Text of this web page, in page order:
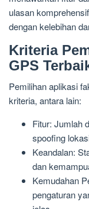
ulasan
dengan kelebihan
Kriteria
GPS
Pemilihan aplikasi
kriteria, antara lain:
Fitur: Jumlah
spoofing
Keandalan:
dan
Kemudahan
pengaturan